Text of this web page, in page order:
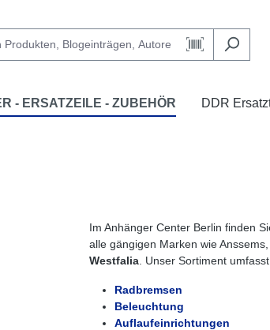
- ERSATZEILE - ZUBEHÖR DDR
Im Anhänger Center Berlin finden
alle gängigen Marken wie
Westfalia . Unser Sortiment
Radbremsen
Beleuchtung
Auflaufeinrichtungen